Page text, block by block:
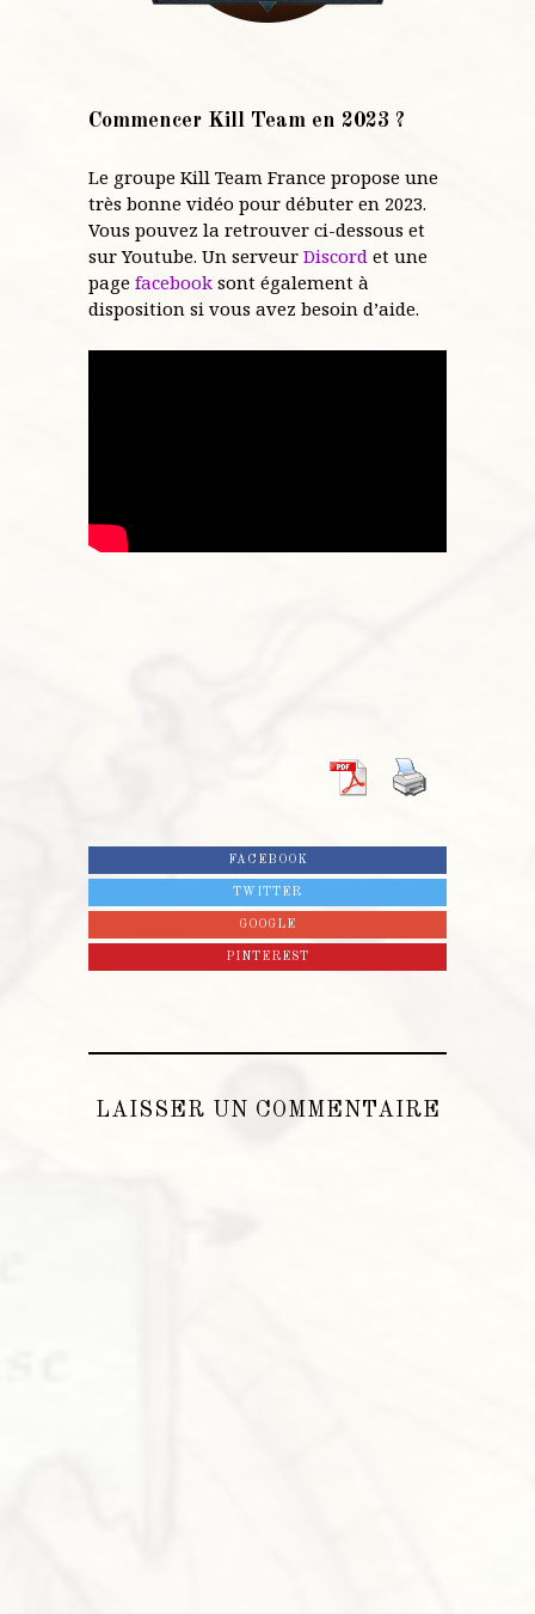
Commencer Kill Team en 2023 ?
Le groupe Kill Team France propose une
très bonne vidéo pour débuter en 2023.
Vous pouvez la retrouver ci-dessous et
sur Youtube. Un serveur Discord et une
page facebook sont également à
disposition si vous avez besoin d’aide.
FACEBOOK
TWITTER
GOOGLE
PINTEREST
LAISSER UN COMMENTAIRE